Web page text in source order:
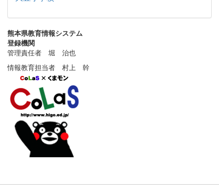
熊本県教育情報システム
登録機関
管理責任者 堀 治也
情報教育担当者 村上 幹